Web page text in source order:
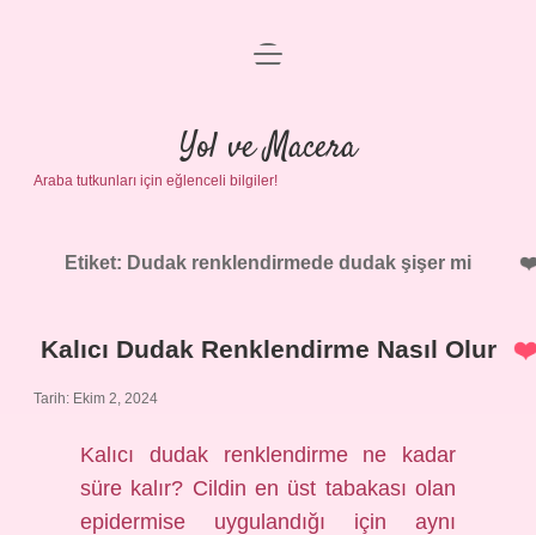
Anasayfa
Gizlilik Politikası
Yasal Uyarı
menüyü
Yol ve Macera
Araba tutkunları için eğlenceli bilgiler!
Etiket: Dudak renklendirmede dudak şişer mi
Kalıcı Dudak Renklendirme Nasıl Olur
Tarih: Ekim 2, 2024
Kalıcı dudak renklendirme ne kadar
süre kalır? Cildin en üst tabakası olan
epidermise uygulandığı için aynı